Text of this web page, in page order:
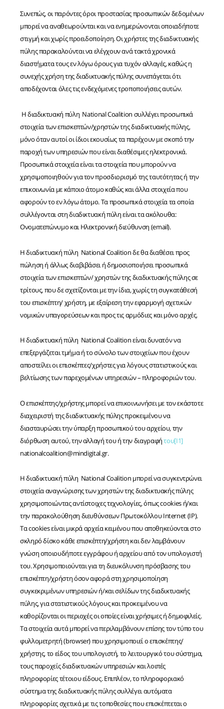
Συνεπώς, οι παρόντες όροι προστασίας προσωπικών δεδομένων
μπορεί να αναθεωρούνται και να ενημερώνονται οποιαδήποτε
στιγμή και χωρίς προειδοποίηση. Οι χρήστες της διαδικτυακής
πύλης παρακαλούνται να ελέγχουν ανά τακτά χρονικά
διαστήματα τους εν λόγω όρους για τυχόν αλλαγές, καθώς η
συνεχής χρήση της διαδικτυακής πύλης συνεπάγεται ότι
αποδέχονται όλες τις ενδεχόμενες τροποποιήσεις αυτών.
Η διαδικτυακή πύλη National Coalition συλλέγει προσωπικά
στοιχεία των επισκεπτών/χρηστών της διαδικτυακής πύλης,
μόνο όταν αυτοί οι ίδιοι εκουσίως τα παρέχουν με σκοπό την
παροχή των υπηρεσιών που είναι διαθέσιμες ηλεκτρονικά.
Προσωπικά στοιχεία είναι τα στοιχεία που μπορούν να
χρησιμοποιηθούν για τον προσδιορισμό της ταυτότητας ή την
επικοινωνία με κάποιο άτομο καθώς και άλλα στοιχεία που
αφορούν το εν λόγω άτομο. Τα προσωπικά στοιχεία τα οποία
συλλέγονται στη διαδικτυακή πύλη είναι τα ακόλουθα:
Ονοματεπώνυμο και Ηλεκτρονική διεύθυνση (email).
Η διαδικτυακή πύλη National Coalition δε θα διαθέσει προς
πώληση ή άλλως διαβιβάσει ή δημοσιοποιήσει προσωπικά
στοιχεία των επισκεπτών/ χρηστών της διαδικτυακής πύλης σε
τρίτους, που δε σχετίζονται με την ίδια, χωρίς τη συγκατάθεσή
του επισκέπτη/ χρήστη, με εξαίρεση την εφαρμογή σχετικών
νομικών υπαγορεύσεων και προς τις αρμόδιες και μόνο αρχές.
Η διαδικτυακή πύλη National Coalition είναι δυνατόν να
επεξεργάζεται τμήμα ή το σύνολο των στοιχείων που έχουν
αποστείλει οι επισκέπτες/χρήστες για λόγους στατιστικούς και
βελτίωσης των παρεχομένων υπηρεσιών – πληροφοριών του.
Ο επισκέπτης/χρήστης μπορεί να επικοινωνήσει με τον εκάστοτε
διαχειριστή της διαδικτυακής πύλης προκειμένου να
διασταυρώσει την ύπαρξη προσωπικού του αρχείου, την
διόρθωση αυτού, την αλλαγή του ή την διαγραφήτου[I1]
nationalcoalition@mindigital.gr.
Η διαδικτυακή πύλη National Coalition μπορεί να συγκεντρώνει
στοιχεία αναγνώρισης των χρηστών της διαδικτυακής πύλης
χρησιμοποιώντας αντίστοιχες τεχνολογίες, όπως cookies ή/και
την παρακολούθηση διευθύνσεων Πρωτοκόλλου Internet (IP).
Τα cookies είναι μικρά αρχεία κειμένου που αποθηκεύονται στο
σκληρό δίσκο κάθε επισκέπτη/χρήστη και δεν λαμβάνουν
γνώση οποιουδήποτε εγγράφου ή αρχείου από τον υπολογιστή
του. Χρησιμοποιούνται για τη διευκόλυνση πρόσβασης του
επισκέπτη/χρήστη όσον αφορά στη χρησιμοποίηση
συγκεκριμένων υπηρεσιών ή/και σελίδων της διαδικτυακής
πύλης, για στατιστικούς λόγους και προκειμένου να
καθορίζονται οι περιοχές οι οποίες είναι χρήσιμες ή δημοφιλείς.
Τα στοιχεία αυτά μπορεί να περιλαμβάνουν επίσης τον τύπο του
φυλλομετρητή (browser) που χρησιμοποιεί ο επισκέπτης/
χρήστης, το είδος του υπολογιστή, το λειτουργικό του σύστημα,
τους παροχείς διαδικτυακών υπηρεσιών και λοιπές
πληροφορίες τέτοιου είδους. Επιπλέον, το πληροφοριακό
σύστημα της διαδικτυακής πύλης συλλέγει αυτόματα
πληροφορίες σχετικά με τις τοποθεσίες που επισκέπτεται ο